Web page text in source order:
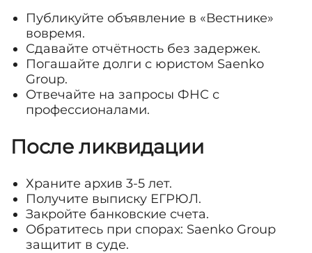
Публикуйте объявление в «Вестнике»
вовремя.
Сдавайте отчётность без задержек.
Погашайте долги с юристом Saenko
Group.
Отвечайте на запросы ФНС с
профессионалами.
После ликвидации
Храните архив 3-5 лет.
Получите выписку ЕГРЮЛ.
Закройте банковские счета.
Обратитесь при спорах: Saenko Group
защитит в суде.